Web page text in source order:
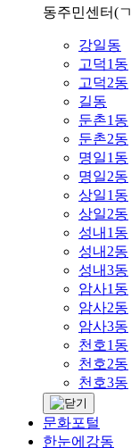
동주민센터(
강일동
고덕1동
고덕2동
길동
둔촌1동
둔촌2동
명일1동
명일2동
상일1동
상일2동
성내1동
성내2동
성내3동
암사1동
암사2동
암사3동
천호1동
천호2동
천호3동
문화포털
한눈에강동